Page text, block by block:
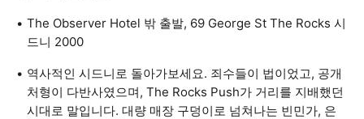
The Observer Hotel 밖 출발, 69 George St The Rocks 시
드니 2000
역사적인 시드니로 돌아가보세요. 죄수들이 법이었고, 공개
처형이 다반사였으며, The Rocks Push가 거리를 지배했던
시대로 말입니다. 대량 매장 구덩이로 넘쳐나는 빈민가, 은